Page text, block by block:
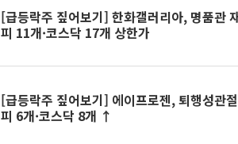
[급등락주 짚어보기] 한화갤러리아, 명품관
피 11개·코스닥 17개 상한가
[급등락주 짚어보기] 에이프로젠, 퇴행성관
피 6개·코스닥 8개 ↑